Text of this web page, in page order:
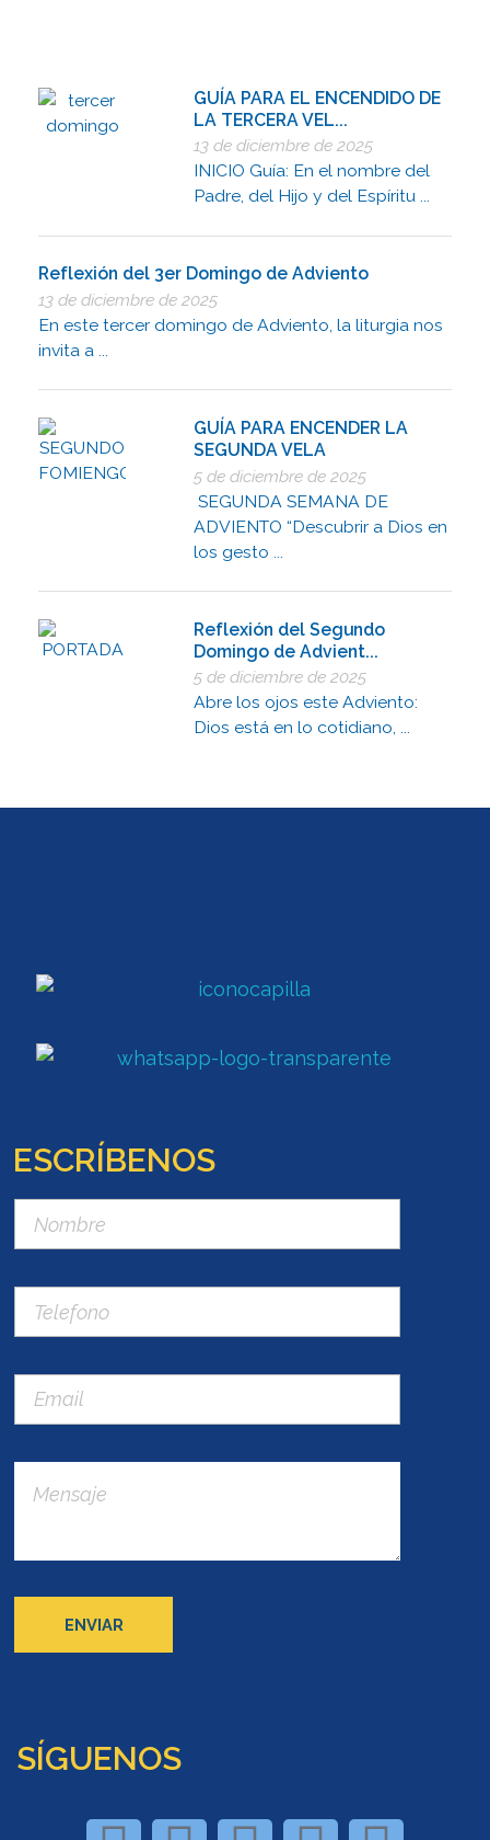
GUÍA PARA EL ENCENDIDO DE
LA TERCERA VEL...
13 de diciembre de 2025
INICIO Guía: En el nombre del
Padre, del Hijo y del Espíritu ...
Reflexión del 3er Domingo de Adviento
13 de diciembre de 2025
En este tercer domingo de Adviento, la liturgia nos
invita a ...
GUÍA PARA ENCENDER LA
SEGUNDA VELA
5 de diciembre de 2025
SEGUNDA SEMANA DE
ADVIENTO “Descubrir a Dios en
los gesto ...
Reflexión del Segundo
Domingo de Advient...
5 de diciembre de 2025
Abre los ojos este Adviento:
Dios está en lo cotidiano, ...
ESCRÍBENOS
SÍGUENOS